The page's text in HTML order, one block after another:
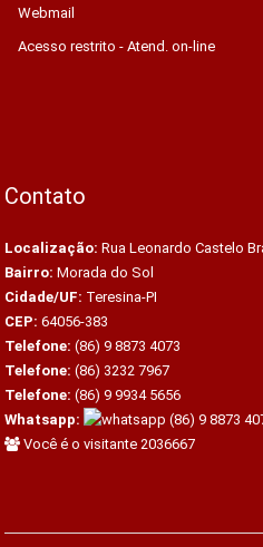
Webmail
Acesso restrito - Atend. on-line
Contato
Localização: Rua Leonardo Castelo
Bairro: Morada do Sol
Cidade/UF: Teresina-PI
CEP: 64056-383
Telefone: (86) 9 8873 4073
Telefone: (86) 3232 7967
Telefone: (86) 9 9934 5656
Whatsapp:
(86) 9 8873
Você é o visitante 2036667